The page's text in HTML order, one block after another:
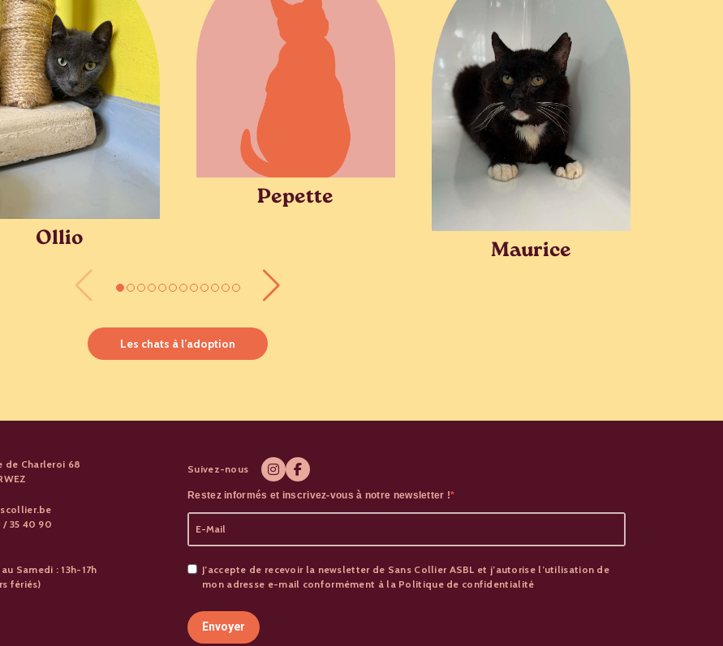
Ollio
Pepette
Maurice
Les chats à l’adoption
de Charleroi 68
/ 35 40 90
Samedi : 13h-17h
fériés)
Suivez-nous
Restez informés et inscrivez-vous à notre newsletter !
J’accepte de recevoir la newsletter de Sans Collier ASBL et j’autorise l’utilisation de
mon adresse e-mail conformément à la Politique de confidentialité
Envoyer